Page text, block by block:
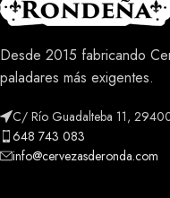
Desde 2015 fabricando
paladares más exigentes.
C/ Río Guadalteba 11,
648 743 083
info@cervezasderonda.com